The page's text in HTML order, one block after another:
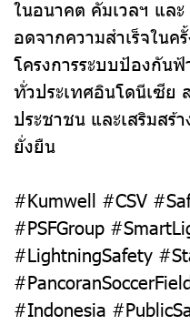
ในอนาคต คัมเวลฯ และ
อดจากความสำเร็จใน
โครงการระบบป้องกัน
ทั่วประเทศอินโดนีเซีย
ประชาชน และเสริมสร้
ยั่งยืน
#Kumwell #CSV
#PSFGroup
#LightningSafety
#Indonesia